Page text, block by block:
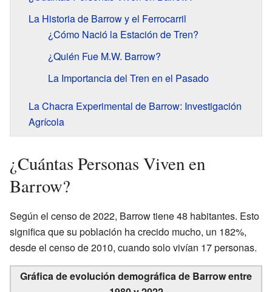
La Historia de Barrow y el Ferrocarril
¿Cómo Nació la Estación de Tren?
¿Quién Fue M.W. Barrow?
La Importancia del Tren en el Pasado
La Chacra Experimental de Barrow: Investigación
Agrícola
¿Cuántas Personas Viven en
Barrow?
Según el censo de 2022, Barrow tiene 48 habitantes. Esto
significa que su población ha crecido mucho, un 182%,
desde el censo de 2010, cuando solo vivían 17 personas.
Gráfica de evolución demográfica de Barrow entre